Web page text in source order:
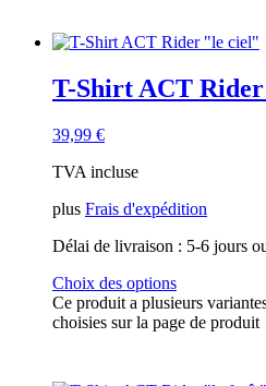
T-Shirt ACT
39,99 €
TVA incluse
plus Frais d'expédition
Délai de livraison : 5-6 jours
Choix des options
Ce produit a plusieurs
choisies sur la page de produit